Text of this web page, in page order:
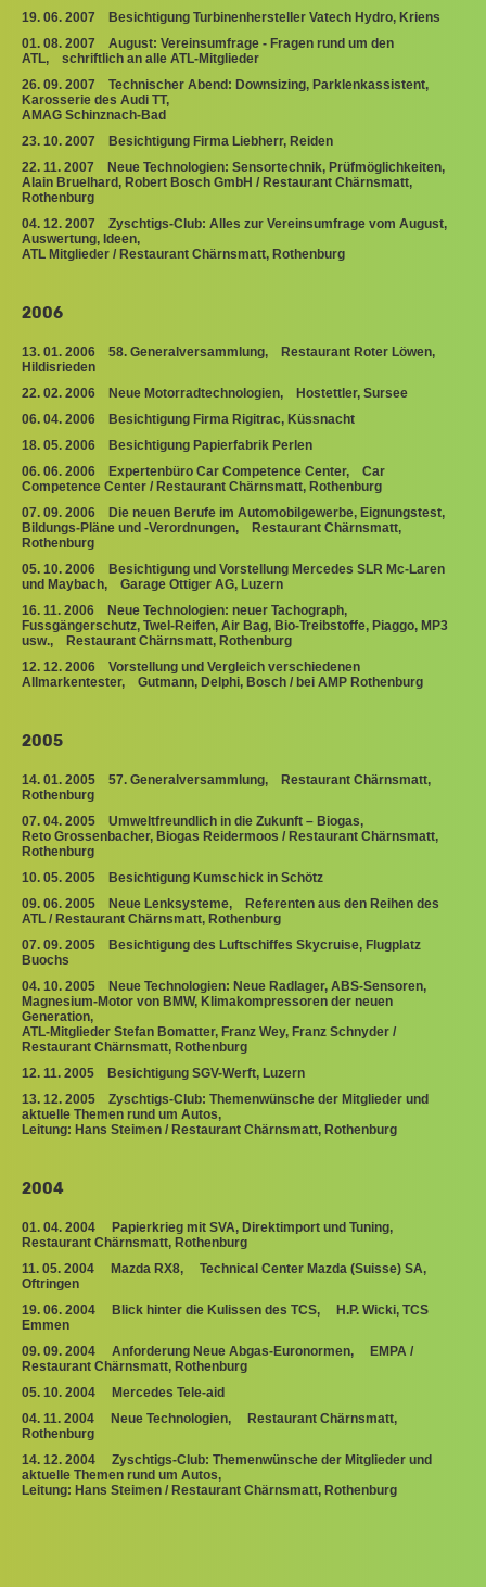
19. 06. 2007 Besichtigung Turbinenhersteller Vatech Hydro, Kriens
01. 08. 2007 August: Vereinsumfrage - Fragen rund um den
ATL, schriftlich an alle ATL-Mitglieder
26. 09. 2007 Technischer Abend: Downsizing, Parklenkassistent,
Karosserie des Audi TT,
AMAG Schinznach-Bad
23. 10. 2007 Besichtigung Firma Liebherr, Reiden
22. 11. 2007 Neue Technologien: Sensortechnik, Prüfmöglichkeiten,
Alain Bruelhard, Robert Bosch GmbH / Restaurant Chärnsmatt,
Rothenburg
04. 12. 2007 Zyschtigs-Club: Alles zur Vereinsumfrage vom August,
Auswertung, Ideen,
ATL Mitglieder / Restaurant Chärnsmatt, Rothenburg
2006
13. 01. 2006 58. Generalversammlung, Restaurant Roter Löwen,
Hildisrieden
22. 02. 2006 Neue Motorradtechnologien, Hostettler, Sursee
06. 04. 2006 Besichtigung Firma Rigitrac, Küssnacht
18. 05. 2006 Besichtigung Papierfabrik Perlen
06. 06. 2006 Expertenbüro Car Competence Center, Car
Competence Center / Restaurant Chärnsmatt, Rothenburg
07. 09. 2006 Die neuen Berufe im Automobilgewerbe, Eignungstest,
Bildungs-Pläne und -Verordnungen, Restaurant Chärnsmatt,
Rothenburg
05. 10. 2006 Besichtigung und Vorstellung Mercedes SLR Mc-Laren
und Maybach, Garage Ottiger AG, Luzern
16. 11. 2006 Neue Technologien: neuer Tachograph,
Fussgängerschutz, Twel-Reifen, Air Bag, Bio-Treibstoffe, Piaggo, MP3
usw., Restaurant Chärnsmatt, Rothenburg
12. 12. 2006 Vorstellung und Vergleich verschiedenen
Allmarkentester, Gutmann, Delphi, Bosch / bei AMP Rothenburg
2005
14. 01. 2005 57. Generalversammlung, Restaurant Chärnsmatt,
Rothenburg
07. 04. 2005 Umweltfreundlich in die Zukunft – Biogas,
Reto Grossenbacher, Biogas Reidermoos / Restaurant Chärnsmatt,
Rothenburg
10. 05. 2005 Besichtigung Kumschick in Schötz
09. 06. 2005 Neue Lenksysteme, Referenten aus den Reihen des
ATL / Restaurant Chärnsmatt, Rothenburg
07. 09. 2005 Besichtigung des Luftschiffes Skycruise, Flugplatz
Buochs
04. 10. 2005 Neue Technologien: Neue Radlager, ABS-Sensoren,
Magnesium-Motor von BMW, Klimakompressoren der neuen
Generation,
ATL-Mitglieder Stefan Bomatter, Franz Wey, Franz Schnyder /
Restaurant Chärnsmatt, Rothenburg
12. 11. 2005 Besichtigung SGV-Werft, Luzern
13. 12. 2005 Zyschtigs-Club: Themenwünsche der Mitglieder und
aktuelle Themen rund um Autos,
Leitung: Hans Steimen / Restaurant Chärnsmatt, Rothenburg
2004
01. 04. 2004 Papierkrieg mit SVA, Direktimport und Tuning,
Restaurant Chärnsmatt, Rothenburg
11. 05. 2004 Mazda RX8, Technical Center Mazda (Suisse) SA,
Oftringen
19. 06. 2004 Blick hinter die Kulissen des TCS, H.P. Wicki, TCS
Emmen
09. 09. 2004 Anforderung Neue Abgas-Euronormen, EMPA /
Restaurant Chärnsmatt, Rothenburg
05. 10. 2004 Mercedes Tele-aid
04. 11. 2004 Neue Technologien, Restaurant Chärnsmatt,
Rothenburg
14. 12. 2004 Zyschtigs-Club: Themenwünsche der Mitglieder und
aktuelle Themen rund um Autos,
Leitung: Hans Steimen / Restaurant Chärnsmatt, Rothenburg